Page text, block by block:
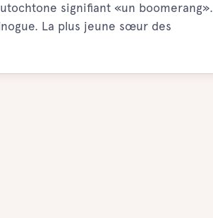
signifiant «un boomerang».
La plus jeune sœur des